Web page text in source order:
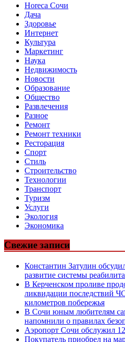
Horeca Сочи
Дача
Здоровье
Интернет
Культура
Маркетинг
Наука
Недвижимость
Новости
Образование
Общество
Развлечения
Разное
Ремонт
Ремонт техники
Ресторация
Спорт
Стиль
Строительство
Технологии
Транспорт
Туризм
Услуги
Экология
Экономика
Свежие записи
Константин Затулин
развитие системы
В Керченском проливе
ликвидации последствий
километров побережья
В Сочи юным любителям
напомнили о правилах
Аэропорт Сочи обслужил
Покупатель приобрел на